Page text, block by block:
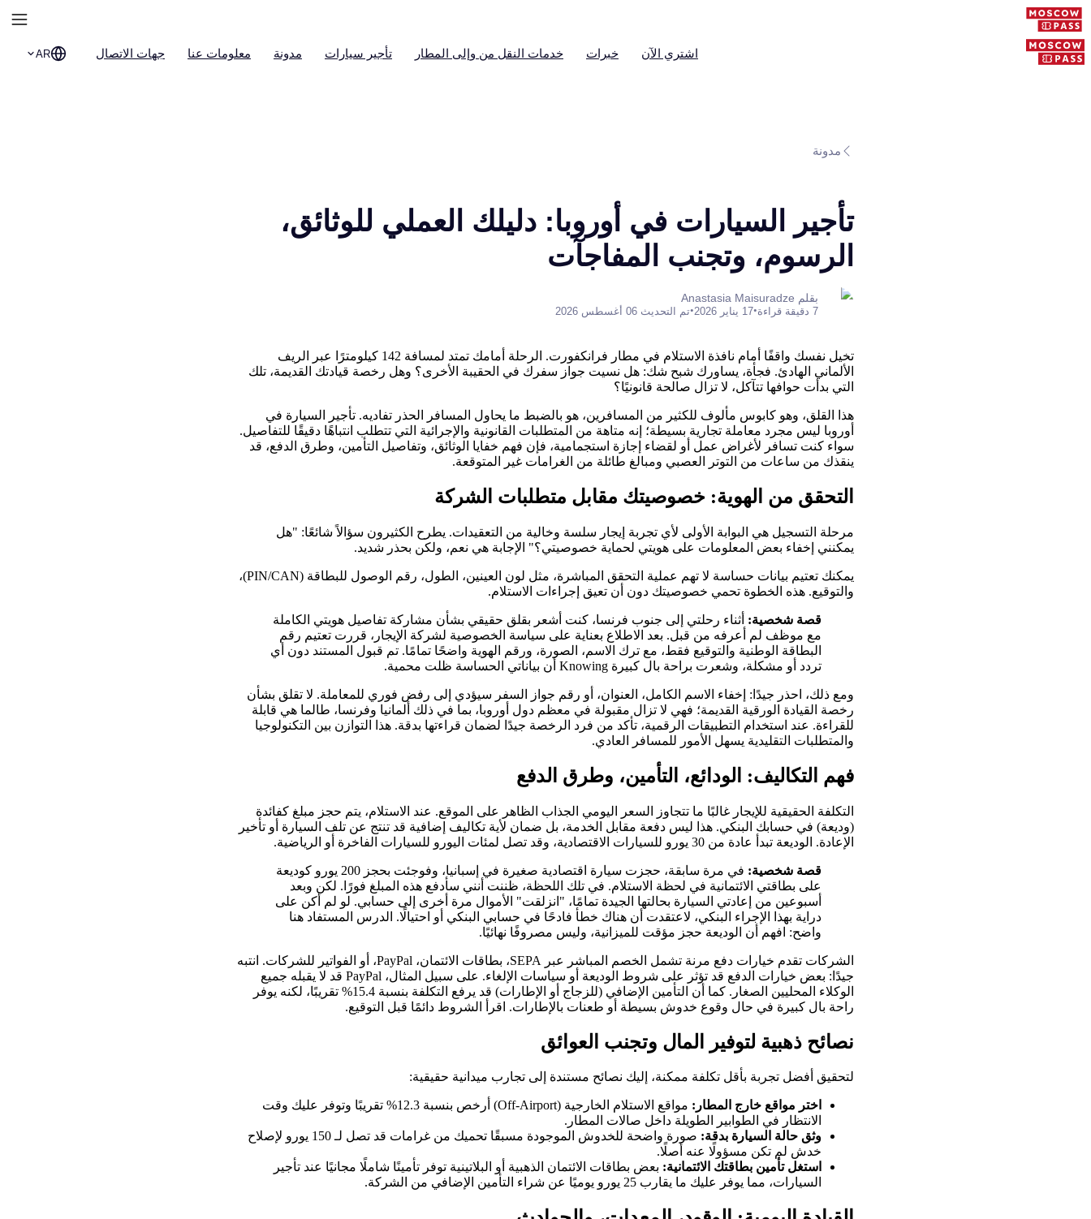
اشتري الآن خبرات خدمات النقل من وإلى المطار تأجير سيارات مدونة معلومات عنا جهات الاتصال AR
مدونة
تأجير السيارات في أوروبا: دليلك العملي للوثائق،
الرسوم، وتجنب المفاجآت
بقلم Anastasia Maisuradze
7 دقيقة قراءة •17 يناير 2026 •تم التحديث 06 أغسطس 2026
تخيل نفسك واقفًا أمام نافذة الاستلام في مطار فرانكفورت. الرحلة أمامك تمتد لمسافة 142 كيلومترًا عبر الريف
الألماني الهادئ. فجأة، يساورك شبح شك: هل نسيت جواز سفرك في الحقيبة الأخرى؟ وهل رخصة قيادتك القديمة، تلك
التي بدأت حوافها تتآكل، لا تزال صالحة قانونيًا؟
هذا القلق، وهو كابوس مألوف للكثير من المسافرين، هو بالضبط ما يحاول المسافر الحذر تفاديه. تأجير السيارة في
أوروبا ليس مجرد معاملة تجارية بسيطة؛ إنه متاهة من المتطلبات القانونية والإجرائية التي تتطلب انتباهًا دقيقًا للتفاصيل.
سواء كنت تسافر لأغراض عمل أو لقضاء إجازة استجمامية، فإن فهم خفايا الوثائق، وتفاصيل التأمين، وطرق الدفع، قد
ينقذك من ساعات من التوتر العصبي ومبالغ طائلة من الغرامات غير المتوقعة.
التحقق من الهوية: خصوصيتك مقابل متطلبات الشركة
مرحلة التسجيل هي البوابة الأولى لأي تجربة إيجار سلسة وخالية من التعقيدات. يطرح الكثيرون سؤالاً شائعًا: "هل
يمكنني إخفاء بعض المعلومات على هويتي لحماية خصوصيتي؟" الإجابة هي نعم، ولكن بحذر شديد.
يمكنك تعتيم بيانات حساسة لا تهم عملية التحقق المباشرة، مثل لون العينين، الطول، رقم الوصول للبطاقة (PIN/CAN)،
والتوقيع. هذه الخطوة تحمي خصوصيتك دون أن تعيق إجراءات الاستلام.
قصة شخصية: أثناء رحلتي إلى جنوب فرنسا، كنت أشعر بقلق حقيقي بشأن مشاركة تفاصيل هويتي الكاملة
مع موظف لم أعرفه من قبل. بعد الاطلاع بعناية على سياسة الخصوصية لشركة الإيجار، قررت تعتيم رقم
البطاقة الوطنية والتوقيع فقط، مع ترك الاسم، الصورة، ورقم الهوية واضحًا تمامًا. تم قبول المستند دون أي
تردد أو مشكلة، وشعرت براحة بال كبيرة Knowing أن بياناتي الحساسة ظلت محمية.
ومع ذلك، احذر جيدًا: إخفاء الاسم الكامل، العنوان، أو رقم جواز السفر سيؤدي إلى رفض فوري للمعاملة. لا تقلق بشأن
رخصة القيادة الورقية القديمة؛ فهي لا تزال مقبولة في معظم دول أوروبا، بما في ذلك ألمانيا وفرنسا، طالما هي قابلة
للقراءة. عند استخدام التطبيقات الرقمية، تأكد من فرد الرخصة جيدًا لضمان قراءتها بدقة. هذا التوازن بين التكنولوجيا
والمتطلبات التقليدية يسهل الأمور للمسافر العادي.
فهم التكاليف: الودائع، التأمين، وطرق الدفع
التكلفة الحقيقية للإيجار غالبًا ما تتجاوز السعر اليومي الجذاب الظاهر على الموقع. عند الاستلام، يتم حجز مبلغ كفائدة
(وديعة) في حسابك البنكي. هذا ليس دفعة مقابل الخدمة، بل ضمان لأية تكاليف إضافية قد تنتج عن تلف السيارة أو تأخير
الإعادة. الوديعة تبدأ عادة من 30 يورو للسيارات الاقتصادية، وقد تصل لمئات اليورو للسيارات الفاخرة أو الرياضية.
قصة شخصية:
في مرة سابقة، حجزت سيارة اقتصادية صغيرة في إسبانيا، وفوجئت بحجز 200 يورو كوديعة
على بطاقتي الائتمانية في لحظة الاستلام. في تلك اللحظة، ظننت أنني سأدفع هذه المبلغ فورًا. لكن وبعد
أسبوعين من إعادتي السيارة بحالتها الجيدة تمامًا، "انزلقت" الأموال مرة أخرى إلى حسابي. لو لم أكن على
دراية بهذا الإجراء البنكي، لاعتقدت أن هناك خطأ فادحًا في حسابي البنكي أو احتيالًا. الدرس المستفاد هنا
واضح: افهم أن الوديعة حجز مؤقت للميزانية، وليس مصروفًا نهائيًا.
الشركات تقدم خيارات دفع مرنة تشمل الخصم المباشر عبر SEPA، بطاقات الائتمان، PayPal، أو الفواتير للشركات. انتبه
جيدًا: بعض خيارات الدفع قد تؤثر على شروط الوديعة أو سياسات الإلغاء. على سبيل المثال، PayPal قد لا يقبله جميع
الوكلاء المحليين الصغار. كما أن التأمين الإضافي (للزجاج أو الإطارات) قد يرفع التكلفة بنسبة 15.4% تقريبًا، لكنه يوفر
راحة بال كبيرة في حال وقوع خدوش بسيطة أو طعنات بالإطارات. اقرأ الشروط دائمًا قبل التوقيع.
نصائح ذهبية لتوفير المال وتجنب العوائق
لتحقيق أفضل تجربة بأقل تكلفة ممكنة، إليك نصائح مستندة إلى تجارب ميدانية حقيقية:
اختر مواقع خارج المطار:
مواقع الاستلام الخارجية (Off-Airport) أرخص بنسبة 12.3% تقريبًا وتوفر عليك وقت
الانتظار في الطوابير الطويلة داخل صالات المطار.
وثق حالة السيارة بدقة:
صورة واضحة للخدوش الموجودة مسبقًا تحميك من غرامات قد تصل لـ 150 يورو لإصلاح
خدش لم تكن مسؤولًا عنه أصلًا.
استغل تأمين بطاقتك الائتمانية: بعض بطاقات الائتمان الذهبية أو البلاتينية توفر تأمينًا شاملًا مجانيًا عند تأجير
السيارات، مما يوفر عليك ما يقارب 25 يورو يوميًا عن شراء التأمين الإضافي من الشركة.